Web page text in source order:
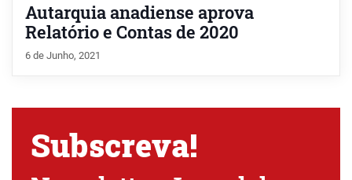
Autarquia anadiense aprova
Relatório e Contas de 2020
6 de Junho, 2021
Subscreva!